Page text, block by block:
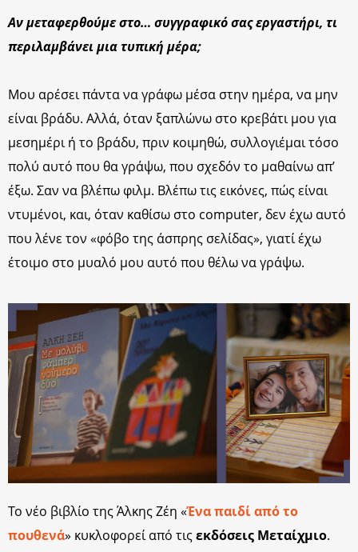
Αν μεταφερθούμε στο… συγγραφικό σας εργαστήρι, τι
περιλαμβάνει μια τυπική μέρα;
Μου αρέσει πάντα να γράφω μέσα στην ημέρα, να μην
είναι βράδυ. Αλλά, όταν ξαπλώνω στο κρεβάτι μου για
μεσημέρι ή το βράδυ, πριν κοιμηθώ, συλλογιέμαι τόσο
πολύ αυτό που θα γράψω, που σχεδόν το μαθαίνω απ’
έξω. Σαν να βλέπω φιλμ. Βλέπω τις εικόνες, πώς είναι
ντυμένοι, και, όταν καθίσω στο computer, δεν έχω αυτό
που λένε τον «φόβο της άσπρης σελίδας», γιατί έχω
έτοιμο στο μυαλό μου αυτό που θέλω να γράψω.
Το νέο βιβλίο της Άλκης Ζέη «Ένα παιδί από το
πουθενά» κυκλοφορεί από τιςεκδόσεις Μεταίχμιο.